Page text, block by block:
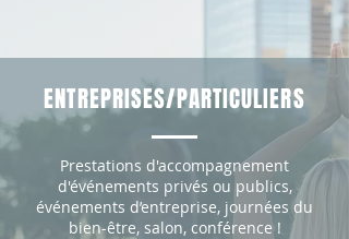
ENTREPRISES/PARTICULIERS
Prestations d'accompagnement
d'événements privés ou publics,
événements d’entreprise, journées du
bien-être, salon, conférence !